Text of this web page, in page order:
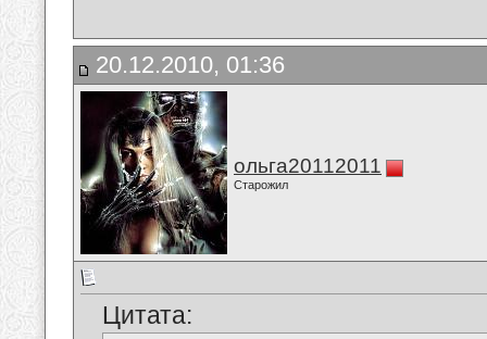
20.12.2010, 01:36
ольга20112011
Старожил
Цитата: